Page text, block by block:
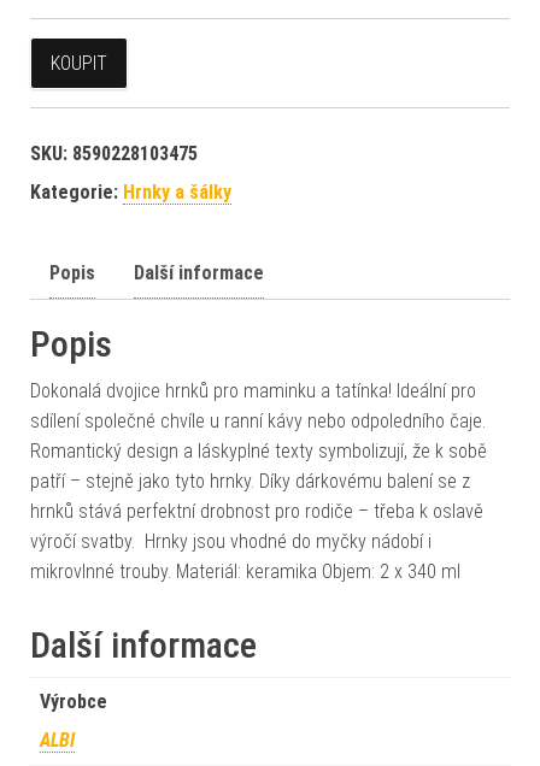
KOUPIT
SKU: 8590228103475
Kategorie: Hrnky a šálky
Popis Další informace
Popis
Dokonalá dvojice hrnků pro maminku a tatínka! Ideální pro
sdílení společné chvíle u ranní kávy nebo odpoledního čaje.
Romantický design a láskyplné texty symbolizují, že k sobě
patří – stejně jako tyto hrnky. Díky dárkovému balení se z
hrnků stává perfektní drobnost pro rodiče – třeba k oslavě
výročí svatby. Hrnky jsou vhodné do myčky nádobí i
mikrovlnné trouby. Materiál: keramika Objem: 2 x 340 ml
Další informace
Výrobce
ALBI